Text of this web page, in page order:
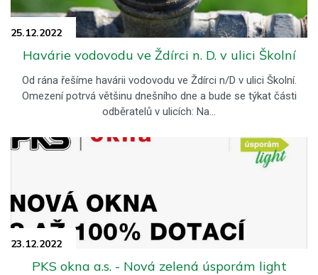
25.12.2022
Havárie vodovodu ve Ždírci n. D. v ulici Školní
Od rána řešíme havárii vodovodu ve Ždírci n/D v ulici Školní.
Omezení potrvá většinu dnešního dne a bude se týkat části
odběratelů v ulicích: Na…
23.12.2022
PKS okna a.s. - Nová zelená úsporám light